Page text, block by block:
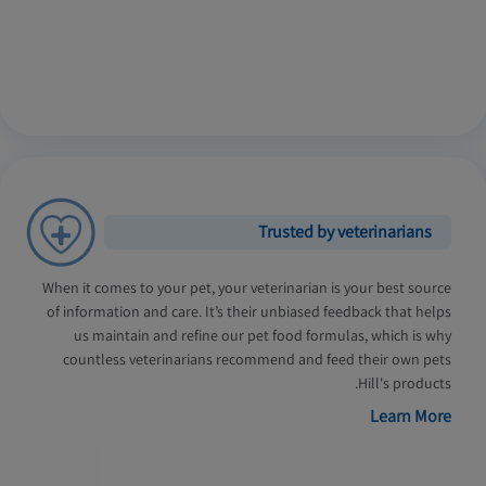
Trusted by veterinarians
When it comes to your pet, your veterinarian is your best source
of information and care. It’s their unbiased feedback that helps
us maintain and refine our pet food formulas, which is why
countless veterinarians recommend and feed their own pets
Hill's products.
Learn More